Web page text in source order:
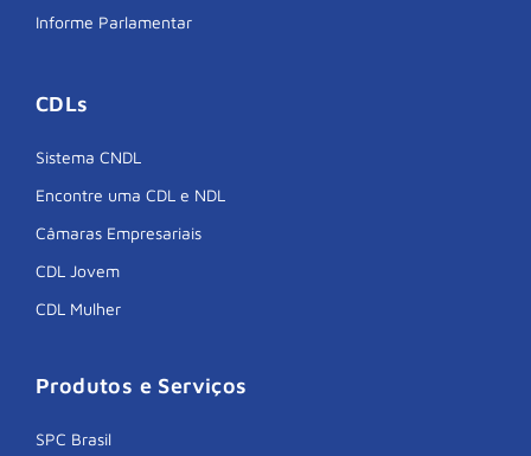
Informe Parlamentar
CDLs
Sistema CNDL
Encontre uma CDL e NDL
Câmaras Empresariais
CDL Jovem
CDL Mulher
Produtos e Serviços
SPC Brasil